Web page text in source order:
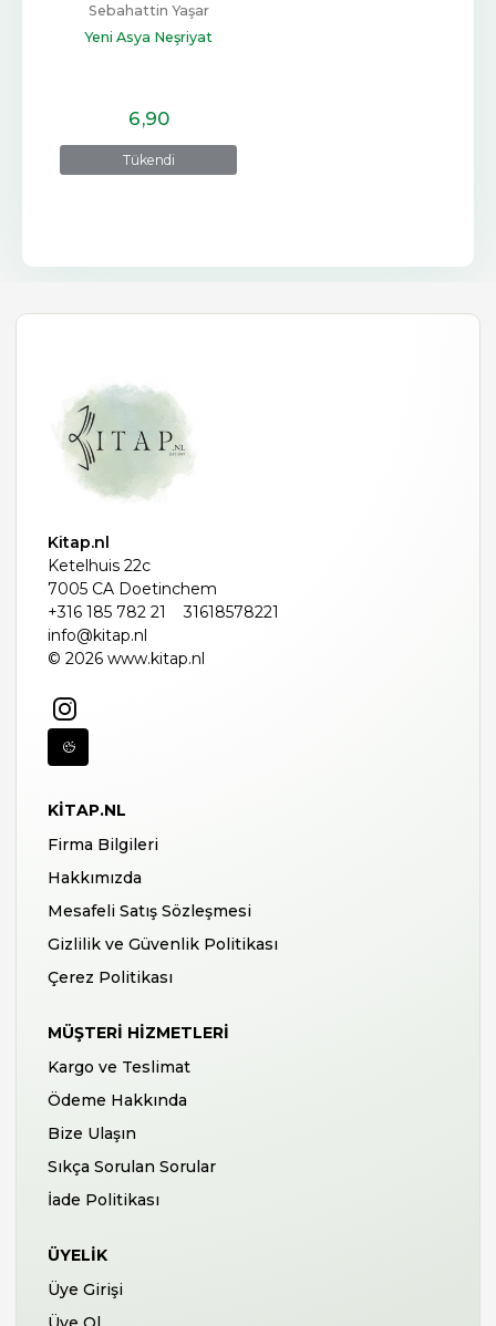
Tükendi
Sebahattin Yaşar
Yeni Asya Neşriyat
6,90
Kitap.nl
Ketelhuis 22c
7005 CA Doetinchem
+316 185 782 21
31618578221
info@kitap.nl
© 2026 www.kitap.nl
KITAP.NL
Firma Bilgileri
Hakkımızda
Mesafeli Satış Sözleşmesi
Gizlilik ve Güvenlik Politikası
Çerez Politikası
MÜŞTERI HIZMETLERI
Kargo ve Teslimat
Ödeme Hakkında
Bize Ulaşın
Sıkça Sorulan Sorular
İade Politikası
ÜYELIK
Üye Girişi